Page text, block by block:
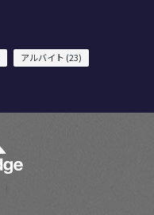
アルバイト (23)